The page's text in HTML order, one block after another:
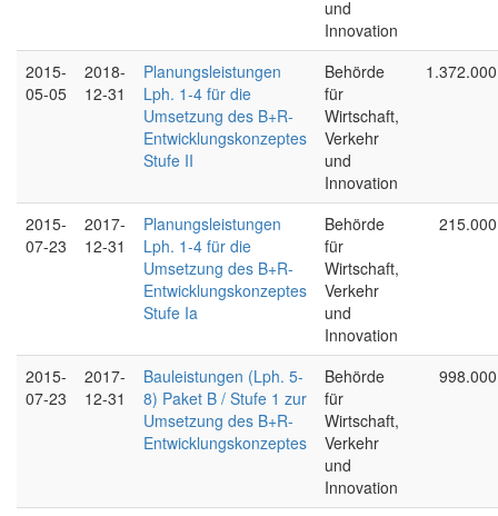
und
Innovation
2015-
05-05
2018-
12-31
Planungsleistungen
Lph. 1-4 für die
Umsetzung des B+R-
Entwicklungskonzeptes
Stufe II
Behörde
für
Wirtschaft,
Verkehr
und
Innovation
2015-
07-23
2017-
12-31
Planungsleistungen
Lph. 1-4 für die
Umsetzung des B+R-
Entwicklungskonzeptes
Stufe Ia
Behörde
für
Wirtschaft,
Verkehr
und
Innovation
2015-
07-23
2017-
12-31
Bauleistungen (Lph. 5-
8) Paket B / Stufe 1 zur
Umsetzung des B+R-
Entwicklungskonzeptes
Behörde
für
Wirtschaft,
Verkehr
und
Innovation